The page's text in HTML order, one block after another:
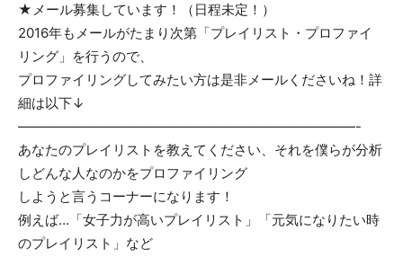
★メール募集しています！（日程未定！）
2016年もメールがたまり次第「プレイリスト・プロファイ
リング」を行うので、
プロファイリングしてみたい方は是非メールくださいね！詳
細は以下↓
—————————————————————————-
あなたのプレイリストを教えてください、それを僕らが分析
しどんな人なのかをプロファイリング
しようと言うコーナーになります！
例えば…「女子力が高いプレイリスト」「元気になりたい時
のプレイリスト」など